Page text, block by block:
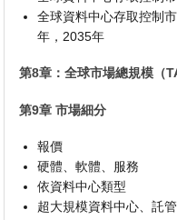
全球資料中心存取控制
年，2035年
第8章：全球市場總規模（
第9章 市場細分
報價
硬體、軟體、服務
依資料中心類型
超大規模資料中心、託